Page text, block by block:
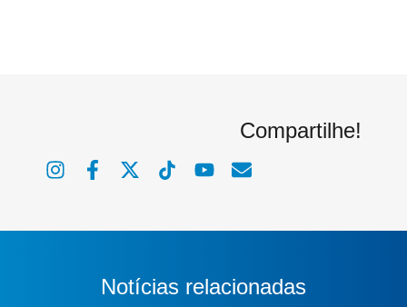
Compartilhe!
Notícias relacionadas